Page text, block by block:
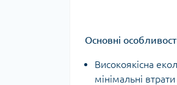
Основні
Високоякісна
мінімальні втрати